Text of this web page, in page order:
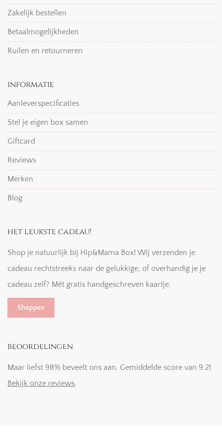
Zakelijk bestellen
Betaalmogelijkheden
Ruilen en retourneren
informatie
Aanleverspecificaties
Stel je eigen box samen
Giftcard
Reviews
Merken
Blog
het leukste cadeau!
Shop je natuurlijk bij Hip&Mama Box! Wij verzenden je
cadeau rechtstreeks naar de gelukkige, of overhandig je je
cadeau zelf? Mét gratis handgeschreven kaartje.
Shoppen
beoordelingen
Maar liefst 98% beveelt ons aan. Gemiddelde score van 9.2!
Bekijk onze reviews.